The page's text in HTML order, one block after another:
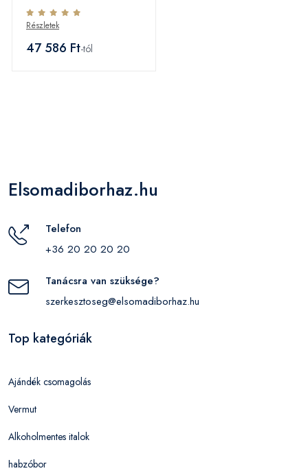
0,7L
Részletek
47 586 Ft-tól
Elsomadiborhaz.hu
Telefon
+36 20 20 20 20
Tanácsra van szüksége?
szerkesztoseg@elsomadiborhaz.hu
Top kategóriák
Ajándék csomagolás
Vermut
Alkoholmentes italok
habzóbor